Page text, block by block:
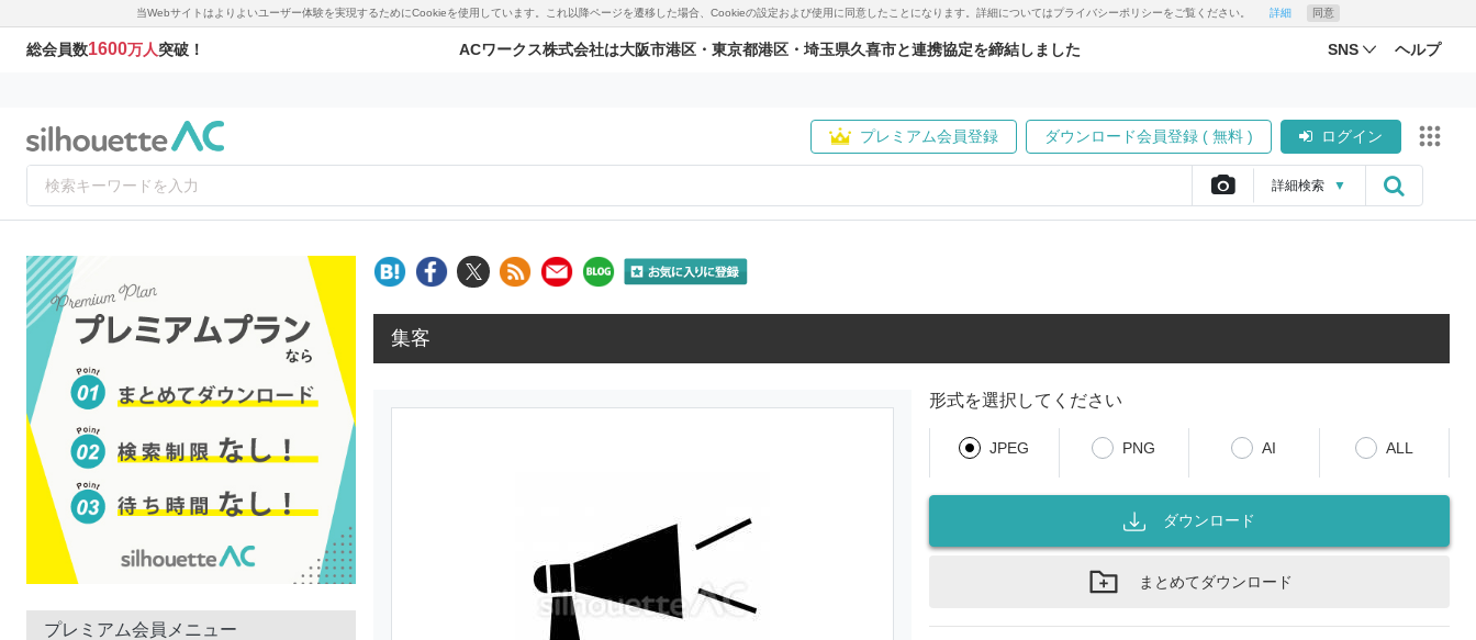
当Webサイトはよりよいユーザー体験を実現するためにCookieを使用しています。これ以降ページを遷移した場合、Cookieの設定および使用に同意したことになります。詳細についてはプライバシーポリシーをご覧ください。 詳細 同意
総会員数1600万人突破！ ACワークス株式会社は大阪市港区・東京都港区・埼玉県久喜市と連携協定を締結しました SNS ヘルプ
プレミアム会員登録 ダウンロード会員登録 ( 無料 ) ログイン
詳細検索 ▼
プレミアム会員メニュー
集客
形式を選択してください
JPEG PNG AI ALL
ダウンロード
まとめてダウンロード